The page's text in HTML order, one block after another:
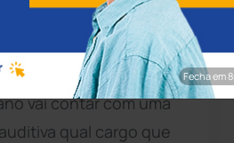
Brasileira de Sinais
de votação. Chefe
Sudoeste que o
vai contar com uma
qual cargo que
Fecha em